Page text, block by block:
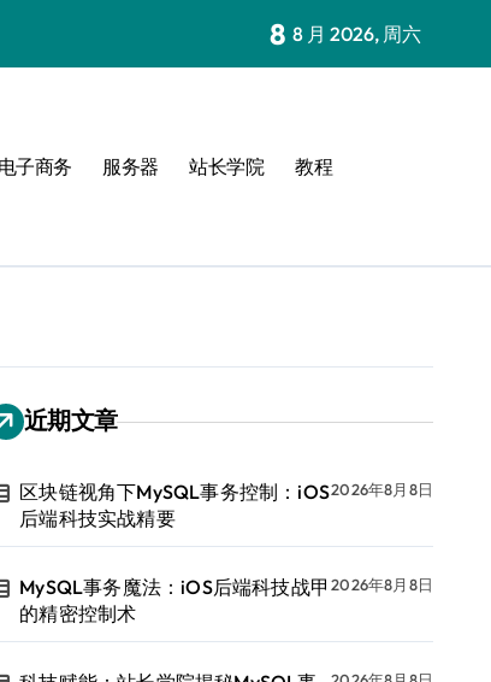
8 8 月 2026, 周六
电子商务 服务器 站长学院 教程
近期文章
区块链视角下MySQL事务控制：iOS
后端科技实战精要
2026年8月8日
MySQL事务魔法：iOS后端科技战甲
的精密控制术
2026年8月8日